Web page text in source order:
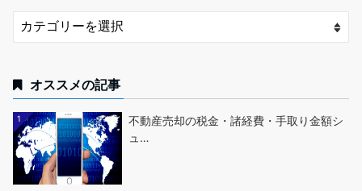
オススメの記事
1
不動産売却の税金・諸経費・手取り金額シ
ュ…